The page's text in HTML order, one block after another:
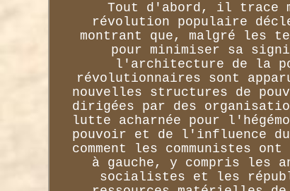
Tout d'abord, il trace
révolution populaire
montrant que, malgré les
pour minimiser sa
l'architecture de la
révolutionnaires sont
nouvelles structures de
dirigées par des
lutte acharnée pour
pouvoir et de l'influence du
comment les communistes
à gauche, y compris les
socialistes et les